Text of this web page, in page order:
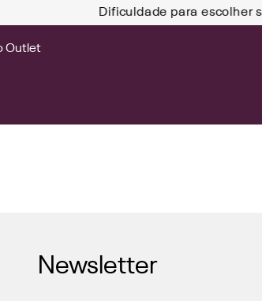
Dificuldade para escolher
Outlet
Newsletter